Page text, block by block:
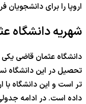
اروپا را برای دانشجویان
شهریه دانشگاه
دانشگاه عثمان قاضی
تحصیل در این دانشگاه
تر است و این دانشگاه با
داده است. در ادامه